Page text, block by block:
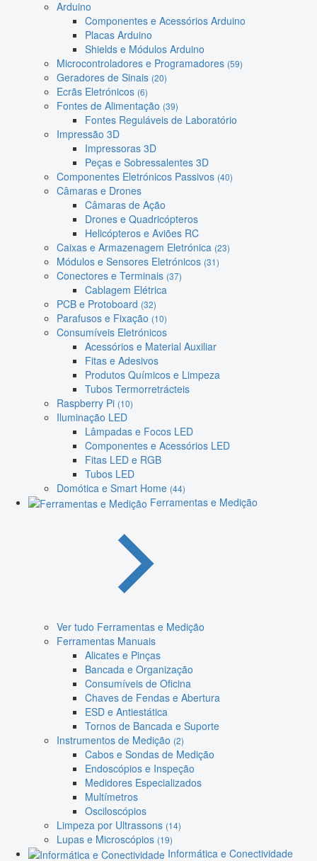
Arduino
Componentes e Acessórios Arduino
Placas Arduino
Shields e Módulos Arduino
Microcontroladores e Programadores (59)
Geradores de Sinais (20)
Ecrãs Eletrónicos (6)
Fontes de Alimentação (39)
Fontes Reguláveis de Laboratório
Impressão 3D
Impressoras 3D
Peças e Sobressalentes 3D
Componentes Eletrónicos Passivos (40)
Câmaras e Drones
Câmaras de Ação
Drones e Quadricópteros
Helicópteros e Aviões RC
Caixas e Armazenagem Eletrónica (23)
Módulos e Sensores Eletrónicos (31)
Conectores e Terminais (37)
Cablagem Elétrica
PCB e Protoboard (32)
Parafusos e Fixação (10)
Consumíveis Eletrónicos
Acessórios e Material Auxiliar
Fitas e Adesivos
Produtos Químicos e Limpeza
Tubos Termorretrácteis
Raspberry Pi (10)
Iluminação LED
Lâmpadas e Focos LED
Componentes e Acessórios LED
Fitas LED e RGB
Tubos LED
Domótica e Smart Home (44)
Ferramentas e Medição
Ver tudo Ferramentas e Medição
Ferramentas Manuais
Alicates e Pinças
Bancada e Organização
Consumíveis de Oficina
Chaves de Fendas e Abertura
ESD e Antiestática
Tornos de Bancada e Suporte
Instrumentos de Medição (2)
Cabos e Sondas de Medição
Endoscópios e Inspeção
Medidores Especializados
Multímetros
Osciloscópios
Limpeza por Ultrassons (14)
Lupas e Microscópios (19)
Informática e Conectividade